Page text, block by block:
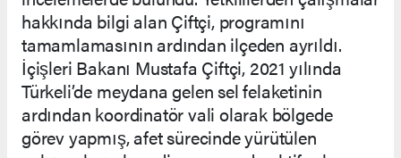
hakkında bilgi alan Çiftçi, programını
tamamlamasının ardından ilçeden ayrıldı.
İçişleri Bakanı Mustafa Çiftçi, 2021 yılında
Türkeli’de meydana gelen sel felaketinin
ardından koordinatör vali olarak bölgede
görev yapmış, afet sürecinde yürütülen